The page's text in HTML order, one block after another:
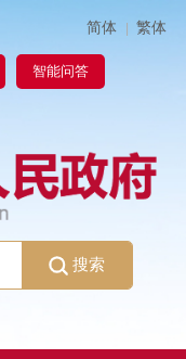
简体 | 繁体
智能问答
搜索